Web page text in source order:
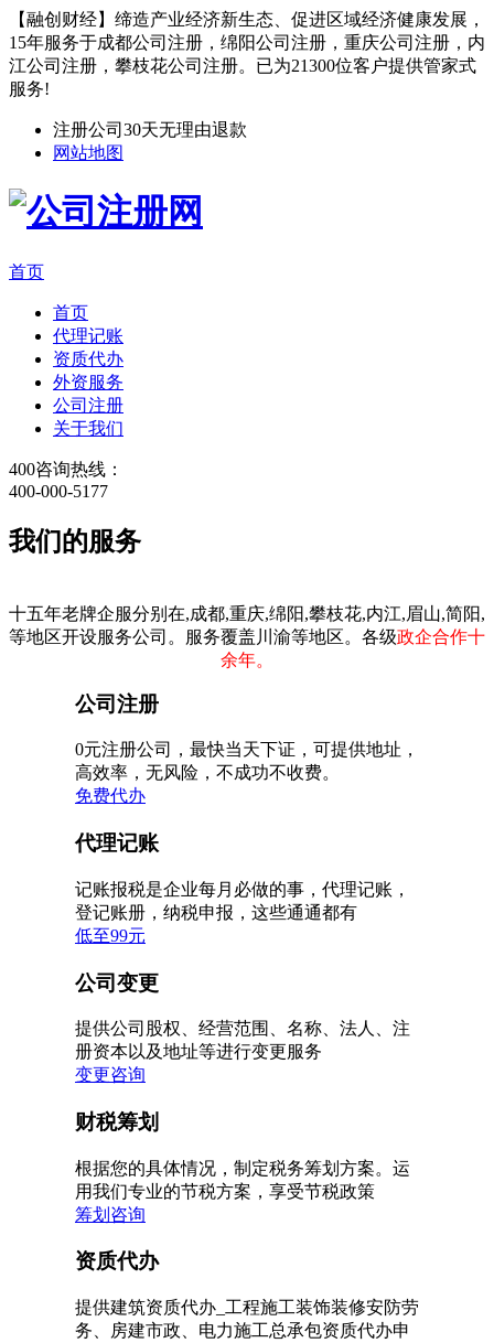
【融创财经】缔造产业经济新生态、促进区域经济健康发展，
15年服务于成都公司注册，绵阳公司注册，重庆公司注册，内
江公司注册，攀枝花公司注册。已为21300位客户提供管家式
服务!
注册公司30天无理由退款
网站地图
首页
首页
代理记账
资质代办
外资服务
公司注册
关于我们
400咨询热线：
400-000-5177
我们的服务
十五年老牌企服分别在,成都,重庆,绵阳,攀枝花,内江,眉山,简阳,
等地区开设服务公司。服务覆盖川渝等地区。各级政企合作十
余年。
公司注册
0元注册公司，最快当天下证，可提供地址，
高效率，无风险，不成功不收费。
免费代办
代理记账
记账报税是企业每月必做的事，代理记账，
登记账册，纳税申报，这些通通都有
低至99元
公司变更
提供公司股权、经营范围、名称、法人、注
册资本以及地址等进行变更服务
变更咨询
财税筹划
根据您的具体情况，制定税务筹划方案。运
用我们专业的节税方案，享受节税政策
筹划咨询
资质代办
提供建筑资质代办_工程施工装饰装修安防劳
务、房建市政、电力施工总承包资质代办申